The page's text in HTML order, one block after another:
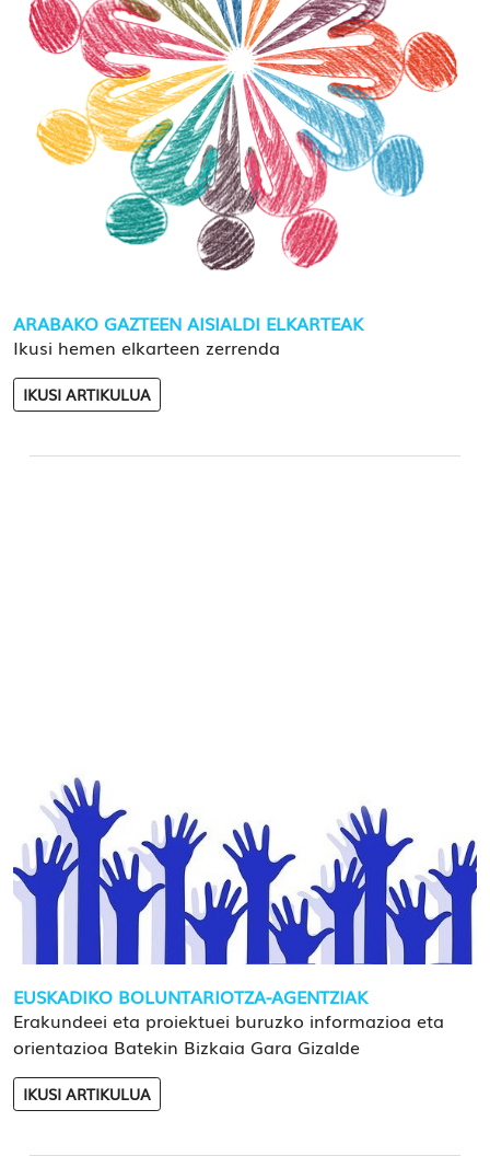
ARABAKO GAZTEEN AISIALDI ELKARTEAK
Ikusi hemen elkarteen zerrenda
IKUSI ARTIKULUA
EUSKADIKO BOLUNTARIOTZA-AGENTZIAK
Erakundeei eta proiektuei buruzko informazioa eta
orientazioa Batekin Bizkaia Gara Gizalde
IKUSI ARTIKULUA